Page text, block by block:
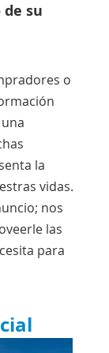
su
o
la
vidas.
nos
las
para